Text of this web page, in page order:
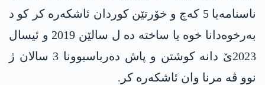
ناسنامەیا 5 کەچ و خۆرتێن کوردان ئاشکەرە کر کو د
بەرخوەدانا خوە یا ساختە دە ل سالێن 2019 و ئیسال
2023ێ دانە کوشتن و پاش دەرباسبوونا 3 سالان ژ
نوو ڤه‌ مرنا وان ئاشكه‌ره‌ كر.